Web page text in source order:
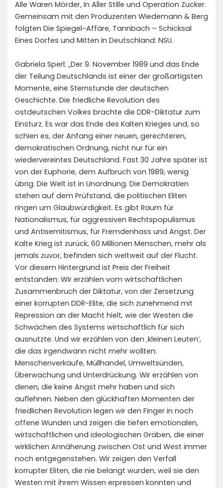
Alle Waren Mörder, In Aller Stille und Operation Zucker.
Gemeinsam mit den Produzenten Wiedemann & Berg
folgten Die Spiegel-Affäre, Tannbach – Schicksal
Eines Dorfes und Mitten In Deutschland: NSU.
Gabriela Sperl: „Der 9. November 1989 und das Ende
der Teilung Deutschlands ist einer der großartigsten
Momente, eine Sternstunde der deutschen
Geschichte. Die friedliche Revolution des
ostdeutschen Volkes brachte die DDR-Diktatur zum
Einsturz. Es war das Ende des Kalten Krieges und, so
schien es, der Anfang einer neuen, gerechteren,
demokratischen Ordnung, nicht nur für ein
wiedervereintes Deutschland. Fast 30 Jahre später ist
von der Euphorie, dem Aufbruch von 1989, wenig
übrig. Die Welt ist in Unordnung. Die Demokratien
stehen auf dem Prüfstand, die politischen Eliten
ringen um Glaubwürdigkeit. Es gibt Raum für
Nationalismus, für aggressiven Rechtspopulismus
und Antisemitismus, für Fremdenhass und Angst. Der
Kalte Krieg ist zurück, 60 Millionen Menschen, mehr als
jemals zuvor, befinden sich weltweit auf der Flucht.
Vor diesem Hintergrund ist Preis der Freiheit
entstanden: Wir erzählen vom wirtschaftlichen
Zusammenbruch der Diktatur, von der Zersetzung
einer korrupten DDR-Elite, die sich zunehmend mit
Repression an der Macht hielt, wie der Westen die
Schwächen des Systems wirtschaftlich für sich
ausnutzte. Und wir erzählen von den ‚kleinen Leuten‘,
die das irgendwann nicht mehr wollten:
Menschenverkäufe, Müllhandel, Umweltsünden,
Überwachung und Unterdrückung. Wir erzählen von
denen, die keine Angst mehr haben und sich
auflehnen. Neben den glückhaften Momenten der
friedlichen Revolution legen wir den Finger in noch
offene Wunden und zeigen die tiefen emotionalen,
wirtschaftlichen und ideologischen Gräben, die einer
wirklichen Annäherung zwischen Ost und West immer
noch entgegenstehen. Wir zeigen den Verfall
korrupter Eliten, die nie belangt wurden, weil sie den
Westen mit ihrem Wissen erpressen konnten und